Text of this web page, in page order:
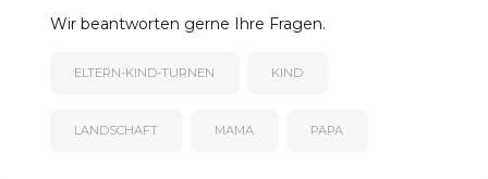
Wir beantworten gerne Ihre Fragen.
ELTERN-KIND-TURNEN KIND
LANDSCHAFT MAMA PAPA